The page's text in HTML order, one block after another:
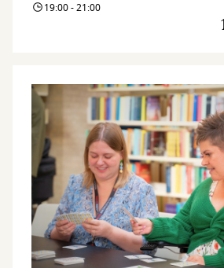
19:00 - 21:00